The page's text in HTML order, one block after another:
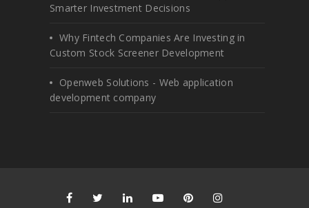
Smarter Investment Decisions
Why Fintech Companies Are Investing in
Custom Stock Screener Development
Openweb Solutions - Web application
development company